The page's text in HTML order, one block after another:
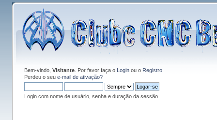
Bem-vindo, Visitante. Por favor faça o Loginou o Registro.
Perdeu o seu e-mail de ativação?
Login com nome de usuário, senha e duração da sessão